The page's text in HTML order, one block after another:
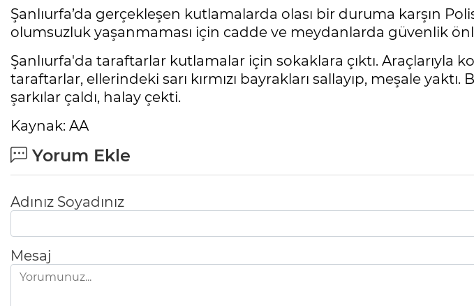
Şanlıurfa’da gerçekleşen kutlamalarda olası bir duruma karşın
olumsuzluk yaşanmaması için cadde ve meydanlarda güvenlik
Şanlıurfa'da taraftarlar kutlamalar için sokaklara çıktı. Araçlarıyla
taraftarlar, ellerindeki sarı kırmızı bayrakları sallayıp, meşale yaktı.
şarkılar çaldı, halay çekti.
Kaynak: AA
Yorum Ekle
Adınız Soyadınız
Mesaj